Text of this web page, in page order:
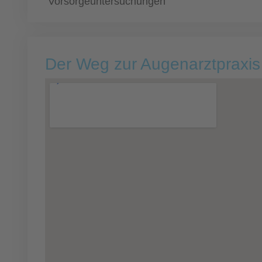
Der Weg zur Augenarztpraxis